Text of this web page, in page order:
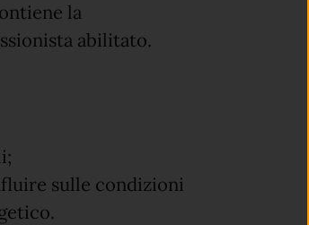
la
abilitato.
sulle condizioni